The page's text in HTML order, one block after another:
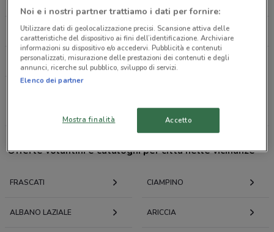
Via Giuseppe Lunati, 10
0.10773109628208521
Via Duca D´Aosta, 1 Frascati
115 m
Piazza Roma, 13 Frascati
127 m
Piazza Roma, 13 Frascati
0.13497912883358004
CONFORAMA SISA
DECÒ
Offerte volantini e cataloghi per città nelle vicinanze
FRASCATI CIAMPINO
ALBANO LAZIALE ARICCIA
Noi e i nostri partner trattiamo i dati per fornire:
Utilizzare dati di geolocalizzazione precisi. Scansione attiva delle
caratteristiche del dispositivo ai fini dell’identificazione. Archiviare
informazioni su dispositivo e/o accedervi. Pubblicità e contenuti
personalizzati, misurazione delle prestazioni dei contenuti e degli
annunci, ricerche sul pubblico, sviluppo di servizi.
Elenco dei partner
Mostra finalità Accetto